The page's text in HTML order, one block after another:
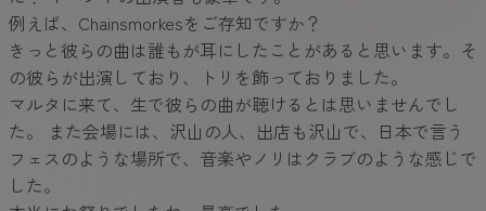
例えば、Chainsmorkesをご存知ですか？
きっと彼らの曲は誰もが耳にしたことがあると思います。そ
の彼らが出演しており、トリを飾っておりました。
マルタに来て、生で彼らの曲が聴けるとは思いませんでし
た。 また会場には、沢山の人、出店も沢山で、日本で言う
フェスのような場所で、音楽やノリはクラブのような感じで
した。